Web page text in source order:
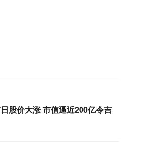
股价大涨 市值逼近200亿令吉